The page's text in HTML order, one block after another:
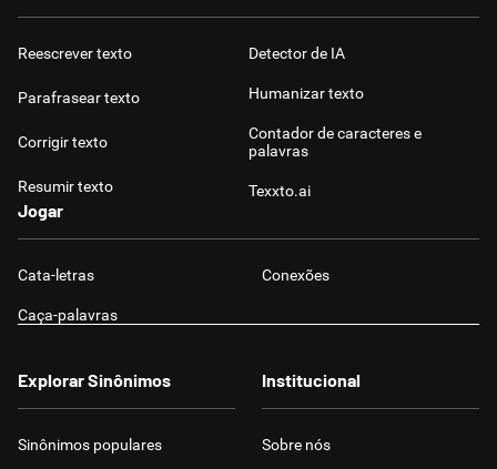
Reescrever texto
Parafrasear texto
Corrigir texto
Resumir texto
Detector de IA
Humanizar texto
Contador de caracteres e
palavras
Texxto.ai
Jogar
Cata-letras Conexões
Caça-palavras
Explorar Sinônimos
Sinônimos populares
Institucional
Sobre nós